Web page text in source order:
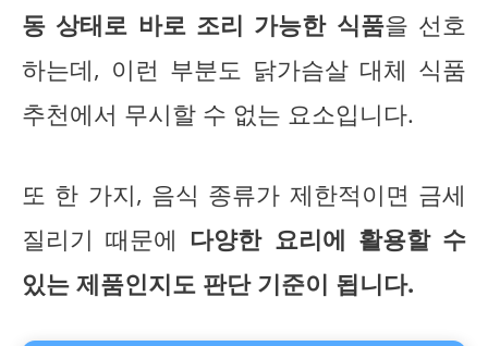
동 상태로 바로 조리 가능한 식품을 선호
하는데, 이런 부분도 닭가슴살 대체 식품
추천에서 무시할 수 없는 요소입니다.
또 한 가지, 음식 종류가 제한적이면 금세
질리기 때문에 다양한 요리에 활용할 수
있는 제품인지도 판단 기준이 됩니다.